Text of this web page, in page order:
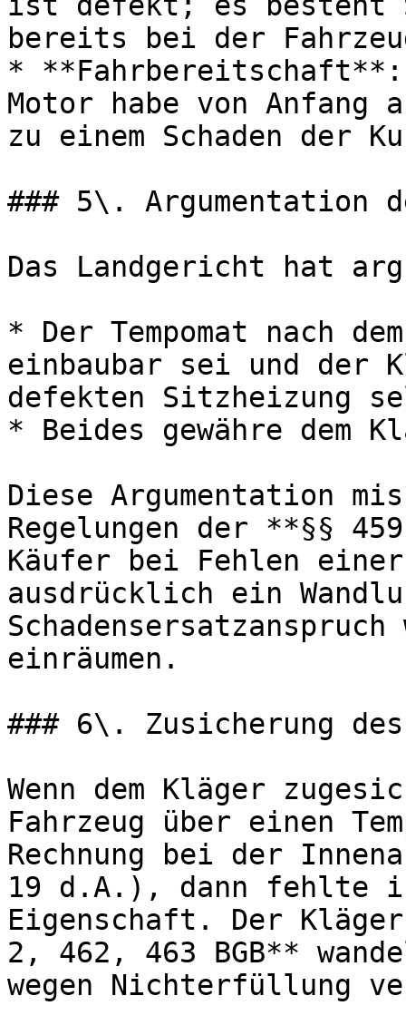
bereits bei der
* **Fahrbereitschaft**:
Motor habe von Anfang
zu einem Schaden der
### 5\. Argumentation
Das Landgericht hat
* Der Tempomat nach
einbaubar sei und der
defekten Sitzheizung
* Beides gewähre dem
Diese Argumentation
Regelungen der **§§
Käufer bei Fehlen
ausdrücklich ein
einräumen.
### 6\. Zusicherung des
Wenn dem Kläger
Fahrzeug über einen
Rechnung bei der
19 d.A.), dann fehlte
Eigenschaft. Der
2, 462, 463 BGB**
wegen Nichterfüllung